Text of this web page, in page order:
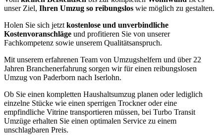
unser Ziel, Ihren Umzug so reibungslos wie möglich zu gestalten.
Holen Sie sich jetzt kostenlose und unverbindliche
Kostenvoranschläge und profitieren Sie von unserer
Fachkompetenz sowie unserem Qualitätsanspruch.
Mit unserem erfahrenen Team von Umzugshelfern und über 22
Jahren Branchenerfahrung sorgen wir für einen reibungslosen
Umzug von Paderborn nach Iserlohn.
Ob Sie einen kompletten Haushaltsumzug planen oder lediglich
einzelne Stücke wie einen sperrigen Trockner oder eine
empfindliche Vitrine transportieren müssen, bei Turbo Transit
Umzüge erhalten Sie einen optimalen Service zu einem
unschlagbaren Preis.